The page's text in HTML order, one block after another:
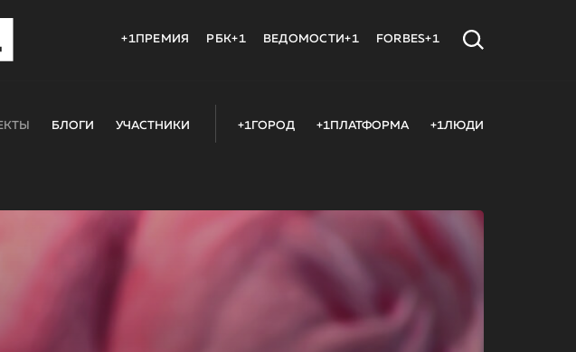
+1ПРЕМИЯ РБК+1 ВЕДОМОСТИ+1 FORBES+1
БЛОГИ УЧАСТНИКИ +1ГОРОД +1ПЛАТФОРМА +1ЛЮДИ